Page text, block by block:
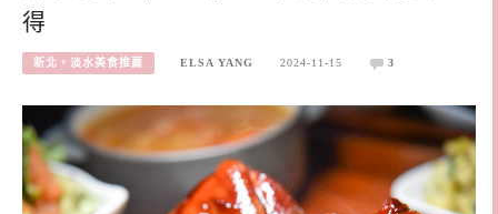
得
新北。淡水美食推薦 ELSA YANG 2024-11-15 3